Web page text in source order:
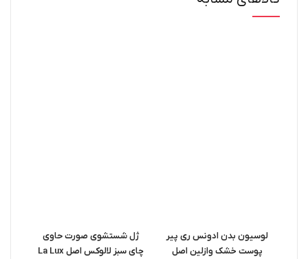
لوسیون بدن ادونس ری پیر
پوست خشک وازلین اصل
ژل شستشوی صورت حاوی
چای سبز لالوکس اصل La Lux